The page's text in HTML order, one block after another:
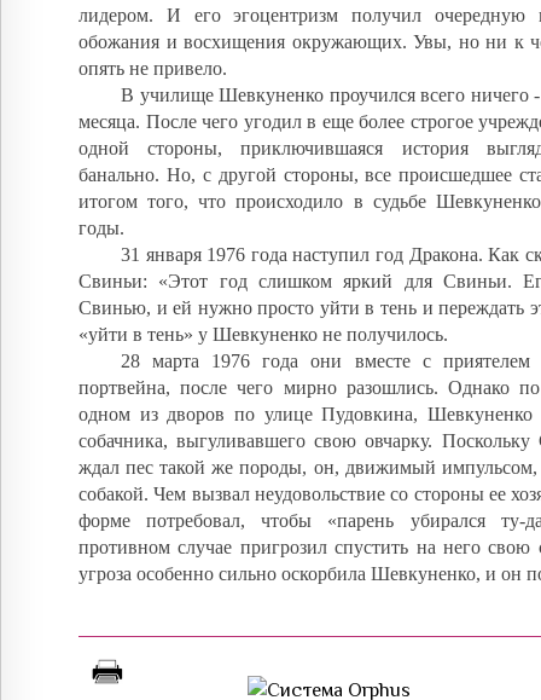
лидером. И его эгоцентризм получил очередную
обожания и восхищения окружающих. Увы, но ни к
опять не привело.
В училище Шевкуненко проучился всего ничего
месяца. После чего угодил в еще более строгое
одной стороны, приключившаяся история
банально. Но, с другой стороны, все происшедшее
итогом того, что происходило в судьбе
годы.
31 января 1976 года наступил год Дракона. Как
Свиньи: «Этот год слишком яркий для Свиньи.
Свинью, и ей нужно просто уйти в тень и переждать
«уйти в тень» у Шевкуненко не получилось.
28 марта 1976 года они вместе с приятелем
портвейна, после чего мирно разошлись. Однако
одном из дворов по улице Пудовкина, Шевкуненко
собачника, выгуливавшего свою овчарку.
ждал пес такой же породы, он, движимый импульсом,
собакой. Чем вызвал неудовольствие со стороны ее
форме потребовал, чтобы «парень убирался
противном случае пригрозил спустить на него свою
угроза особенно сильно оскорбила Шевкуненко, и он